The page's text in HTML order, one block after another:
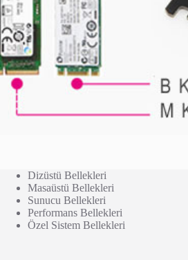
Dizüstü Bellekleri
Masaüstü Bellekleri
Sunucu Bellekleri
Performans Bellekleri
Özel Sistem Bellekleri